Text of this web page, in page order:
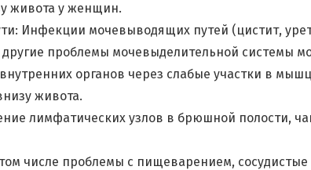
живота у женщин.
Инфекции мочевыводящих путей (цистит,
проблемы мочевыделительной системы
органов через слабые участки в
живота.
лимфатических узлов в брюшной полости,
числе проблемы с пищеварением,